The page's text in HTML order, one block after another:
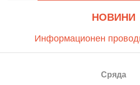
НОВИНИ
Информационен
Сряда